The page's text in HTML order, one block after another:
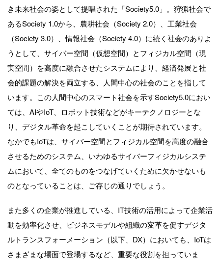
き未来社会の姿として提唱された「Society5.0」。狩猟社会で
あるSociety 1.0から、農耕社会（Society 2.0）、工業社会
（Society 3.0）、情報社会（Society 4.0）に続く社会のありよ
うとして、サイバー空間（仮想空間）とフィジカル空間（現
実空間）を高度に融合させたシステムにより、経済発展と社
会的課題の解決を両立する、人間中心の社会のことを指して
います。この人間中心のスマート社会を示すSociety5.0におい
ては、AIやIoT、ロボット技術などがキーテクノロジーとな
り、デジタル革命を起こしていくことが期待されています。
なかでもIoTは、サイバー空間とフィジカル空間を高度の融合
させるためのシステム、いわゆるサイバーフィジカルシステ
ムにおいて、全てのものをつなげていくために欠かせないも
のとなっていることは、ご存じの通りでしょう。
また多くの企業が推進している、IT技術の活用によって企業活
動を効率化させ、ビジネスモデルや組織の変革を促すデジタ
ルトランスフォーメーション（以下、DX）においても、IoTは
さまざまな場面で登場するなど、重要な役割を担っていま